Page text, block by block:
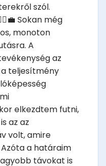
szól.
Sokan még
monoton
A
az
teljesítmény
elkezdtem futni,
az az
volt, amire
a határaim
távokat is